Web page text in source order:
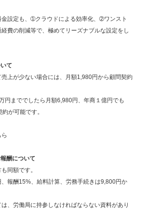
金設定も、➀クラウドによる効率化、➁ワンスト
費の削減等で、極めてリーズナブルな設定をし
て
上が少ない場合には、月額1,980円から顧問契約
円まででしたら月額6,980円、年商１億円でも
が可能です。
酬について
同額です。
報酬15%、給料計算、労務手続きは9,800円か
、労働局に持参しなければならない資料があり